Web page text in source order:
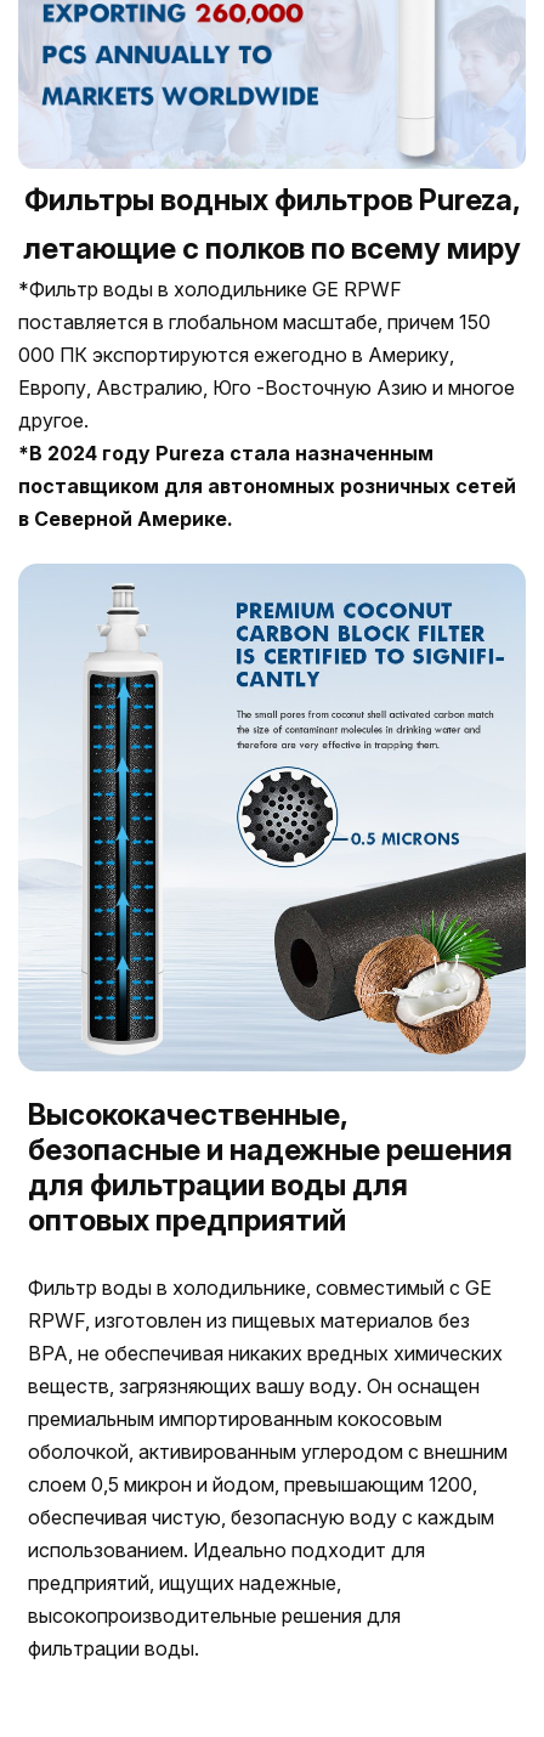
Фильтры водных фильтров Pureza,
летающие с полков по всему миру
*Фильтр воды в холодильнике GE RPWF
поставляется в глобальном масштабе, причем 150
000 ПК экспортируются ежегодно в Америку,
Европу, Австралию, Юго -Восточную Азию и многое
другое.
*В 2024 году Pureza стала назначенным
поставщиком для автономных розничных сетей
в Северной Америке.
Высококачественные,
безопасные и надежные решения
для фильтрации воды для
оптовых предприятий
Фильтр воды в холодильнике, совместимый с GE
RPWF, изготовлен из пищевых материалов без
BPA, не обеспечивая никаких вредных химических
веществ, загрязняющих вашу воду. Он оснащен
премиальным импортированным кокосовым
оболочкой, активированным углеродом с внешним
слоем 0,5 микрон и йодом, превышающим 1200,
обеспечивая чистую, безопасную воду с каждым
использованием. Идеально подходит для
предприятий, ищущих надежные,
высокопроизводительные решения для
фильтрации воды.